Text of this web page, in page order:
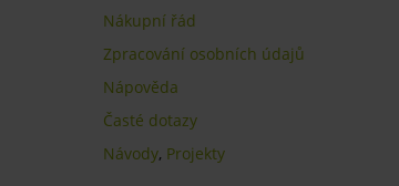
Nákupní řád
Zpracování osobních údajů
Nápověda
Časté dotazy
Návody, Projekty